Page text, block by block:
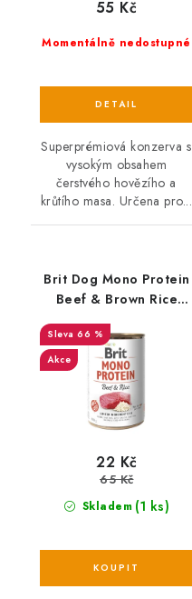
Momentálně nedostupné
55 Kč
Superprémiová konzerva s
vysokým obsahem
čerstvého hovězího a
krůtího masa. Určena pro...
Brit Dog Mono Protein
Beef & Brown Rice
66 %
Akce
Skladem (1 ks)
22 Kč
65 Kč